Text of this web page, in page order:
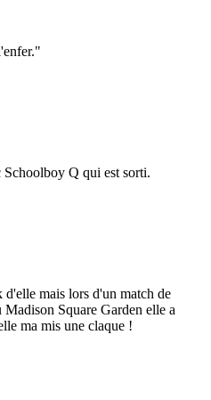
Q qui est sorti.
d'elle mais lors d'un match de
Square Garden elle a
ma mis une claque !